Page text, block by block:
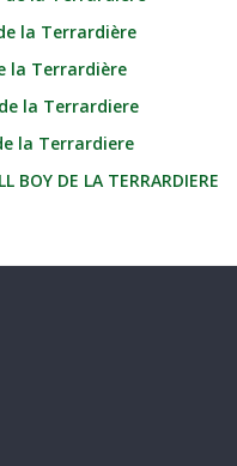
la Terrardière
la Terrardière
la Terrardiere
la Terrardiere
BOY DE LA TERRARDIERE